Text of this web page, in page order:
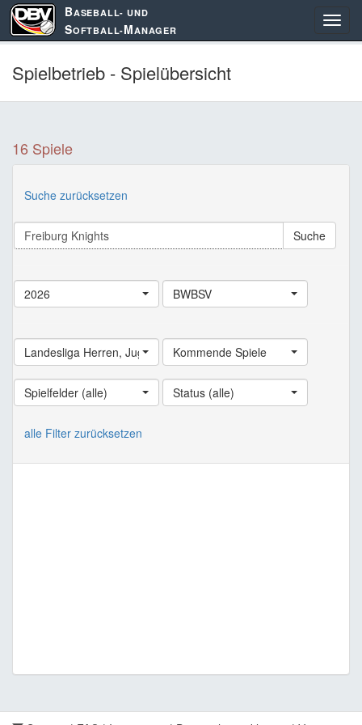
BASEBALL- UND
SOFTBALL-MANAGER
Spielbetrieb - Spielübersicht
16 Spiele
Suche zurücksetzen
Suche
2026 BWBSV
Landesliga Herren, Jugend Landesliga,Schüler Landesliga
Kommende Spiele
Spielfelder (alle) Status (alle)
alle Filter zurücksetzen